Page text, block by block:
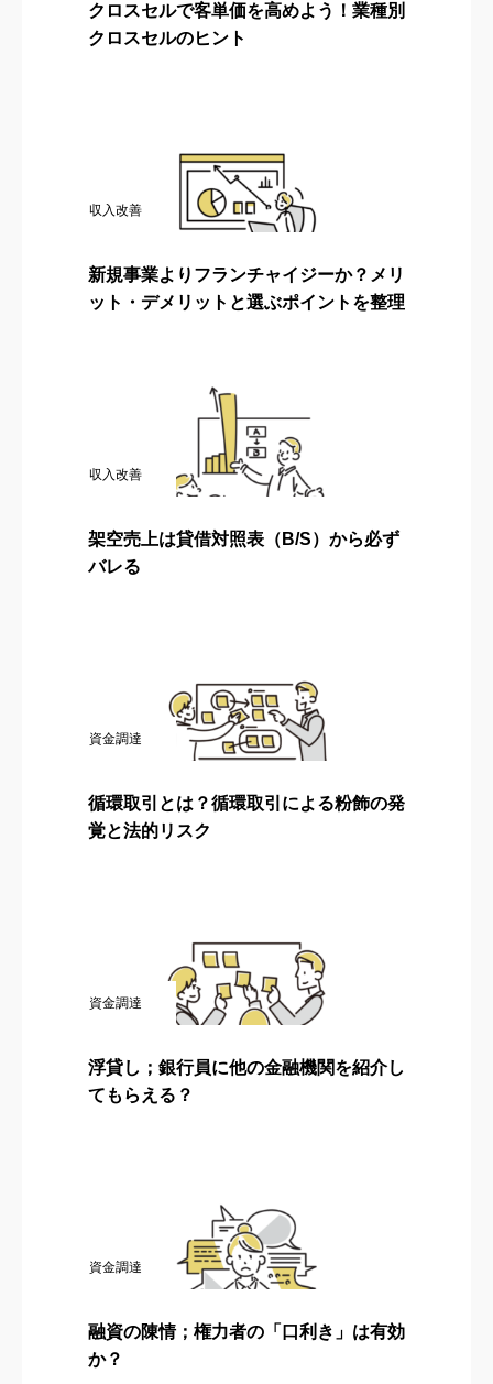
クロスセルで客単価を高めよう！業種別
クロスセルのヒント
収入改善
新規事業よりフランチャイジーか？メリ
ット・デメリットと選ぶポイントを整理
収入改善
架空売上は貸借対照表（B/S）から必ず
バレる
資金調達
循環取引とは？循環取引による粉飾の発
覚と法的リスク
資金調達
浮貸し；銀行員に他の金融機関を紹介し
てもらえる？
資金調達
融資の陳情；権力者の「口利き」は有効
か？